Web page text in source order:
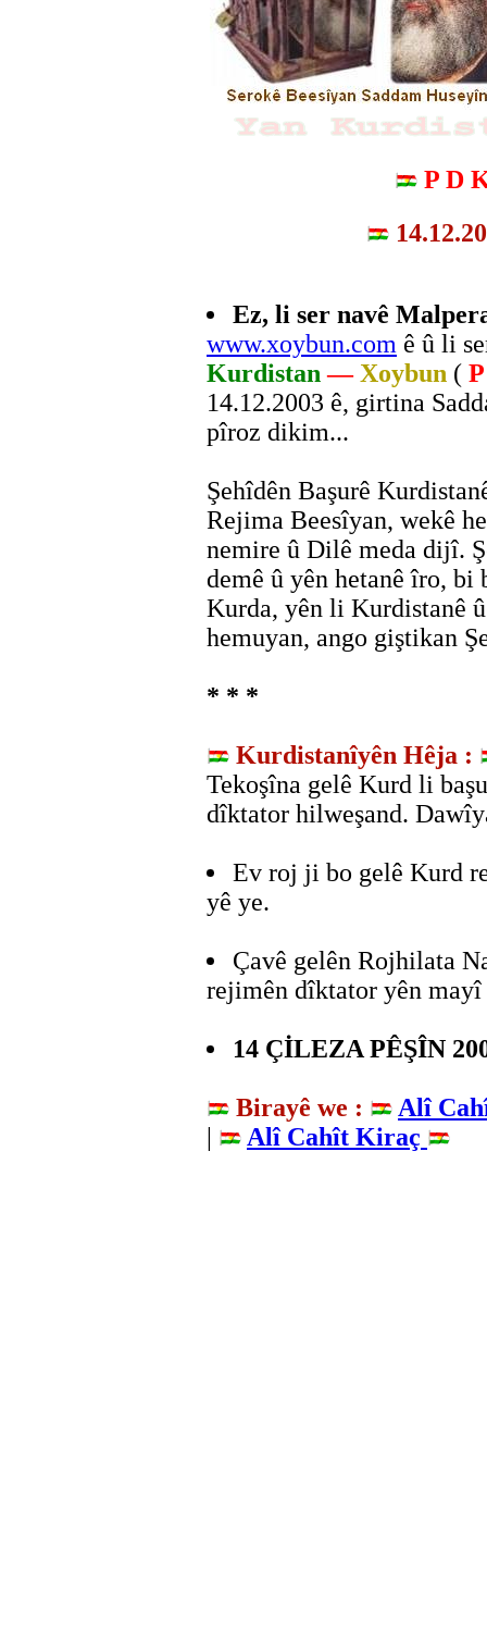
P D
Ez, li ser navê
www.xoybun.com ê û li
Kurdistan— Xoybun (
14.12.2003 ê, girtina
pîroz dikim...
Şehîdên Başurê
Rejima Beesîyan, wekê
nemire û Dilê meda dijî.
demê û yên hetanê îro,
Kurda, yên li Kurdistanê
hemuyan, ango giştikan
* * *
Kurdistanîyên Hêja :
Tekoşîna gelê Kurd li
dîktator hilweşand.
Ev roj ji bo gelê Kurd
yê ye.
Çavê gelên Rojhilata
rejimên dîktator yên
14 ÇİLEZA PÊŞÎN
Birayê we :
Alî
|
Alî Cahît Kiraç